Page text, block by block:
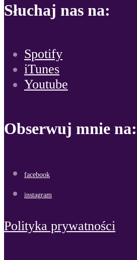
Słuchaj nas na:
Spotify
iTunes
Youtube
Obserwuj mnie na:
facebook
instagram
Polityka prywatności